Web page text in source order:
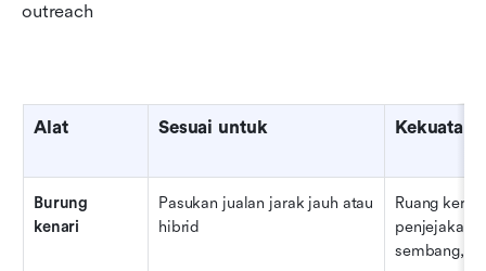
outreach
Alat Sesuai untuk Kekuatan
Burung
kenari
Pasukan jualan jarak jauh atau
hibrid
Ruang kerja
penjejakan
sembang,